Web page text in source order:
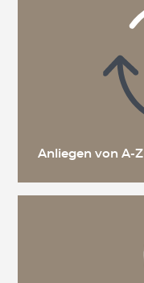
Anliegen von A-Z